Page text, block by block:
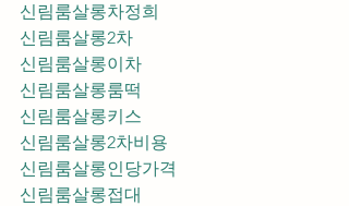
신림룸살롱차정희
신림룸살롱2차
신림룸살롱이차
신림룸살롱룸떡
신림룸살롱키스
신림룸살롱2차비용
신림룸살롱인당가격
신림룸살롱접대